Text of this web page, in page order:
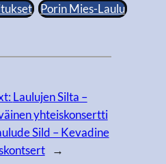
Porin Mies-Laulu
Laulujen Silta –
yhteiskonsertti
Sild – Kevadine
→